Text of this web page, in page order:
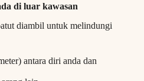
di luar kawasan
diambil untuk melindungi
antara diri anda dan